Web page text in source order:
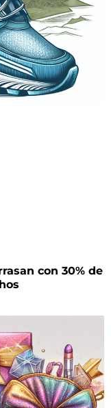
con 30% de